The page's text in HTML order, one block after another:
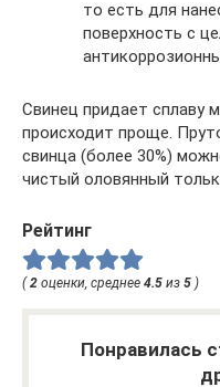
то есть для
поверхность с
Свинец придает сплаву
происходит проще.
свинца (более 30%)
чистый оловянный
Рейтинг
(2 оценки, среднее 4.5 из 5 )
Понравилась